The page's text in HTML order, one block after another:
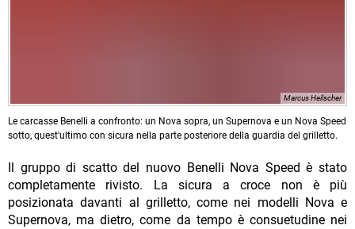
Marcus Heilscher
Le carcasse Benelli a confronto: un Nova sopra, un Supernova e un Nova Speed
sotto, quest'ultimo con sicura nella parte posteriore della guardia del grilletto.
Il gruppo di scatto del nuovo Benelli Nova Speed è stato
completamente rivisto. La sicura a croce non è più
posizionata davanti al grilletto, come nei modelli Nova e
Supernova, ma dietro, come da tempo è consuetudine nei